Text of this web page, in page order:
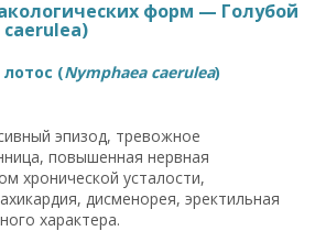
форм — Голубой
caerulea)
(Nymphaea caerulea)
эпизод, тревожное
повышенная нервная
хронической усталости,
дисменорея, эректильная
характера.